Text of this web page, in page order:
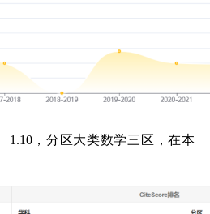
1.10，分区大类数学三区，在本